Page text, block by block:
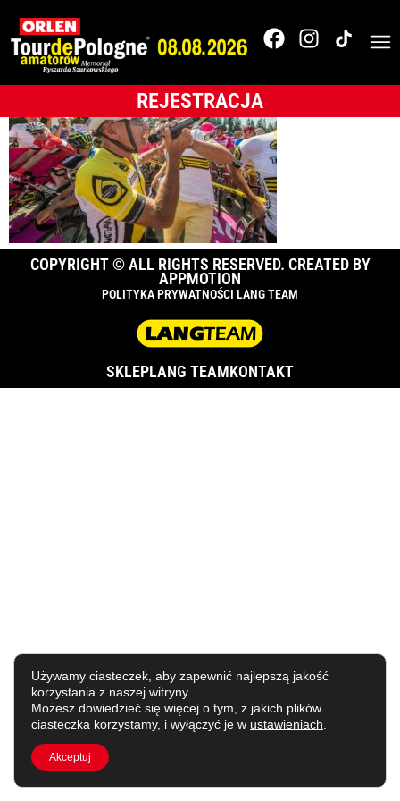
REJESTRACJA
074_TdPA_AP9R5131
COPYRIGHT © ALL RIGHTS RESERVED. CREATED BY
APPMOTION
POLITYKA PRYWATNOŚCI LANG TEAM
SKLEPLANG TEAMKONTAKT
Używamy ciasteczek, aby zapewnić najlepszą jakość
korzystania z naszej witryny.
Możesz dowiedzieć się więcej o tym, z jakich plików
ciasteczka korzystamy, i wyłączyć je w ustawieniach
Akceptuj